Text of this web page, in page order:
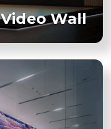
Video Wall